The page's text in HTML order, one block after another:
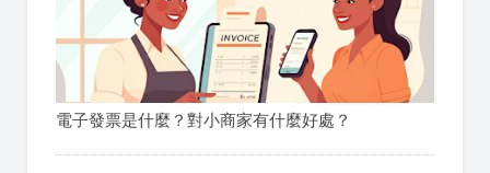
電子發票是什麼？對小商家有什麼好處？